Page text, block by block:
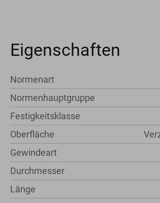
Eigenschaften
Normenart
Normenhauptgruppe
Festigkeitsklasse
Oberfläche
Gewindeart
Durchmesser
Länge